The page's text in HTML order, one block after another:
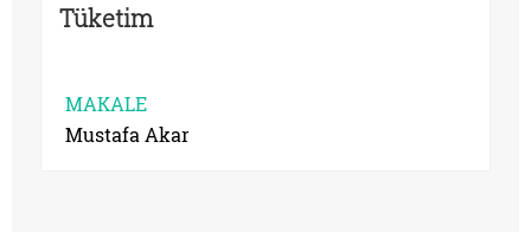
Tüketim
MAKALE
Mustafa Akar